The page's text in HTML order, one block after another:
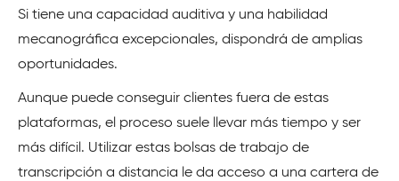
Si tiene una capacidad auditiva y una habilidad
mecanográfica excepcionales, dispondrá de amplias
oportunidades.
Aunque puede conseguir clientes fuera de estas
plataformas, el proceso suele llevar más tiempo y ser
más difícil. Utilizar estas bolsas de trabajo de
transcripción a distancia le da acceso a una cartera de